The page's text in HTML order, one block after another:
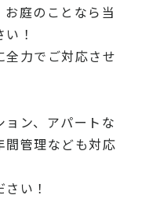
お庭のことなら当
！
力でご対応させ
ン、アパートな
間管理なども対応
い！